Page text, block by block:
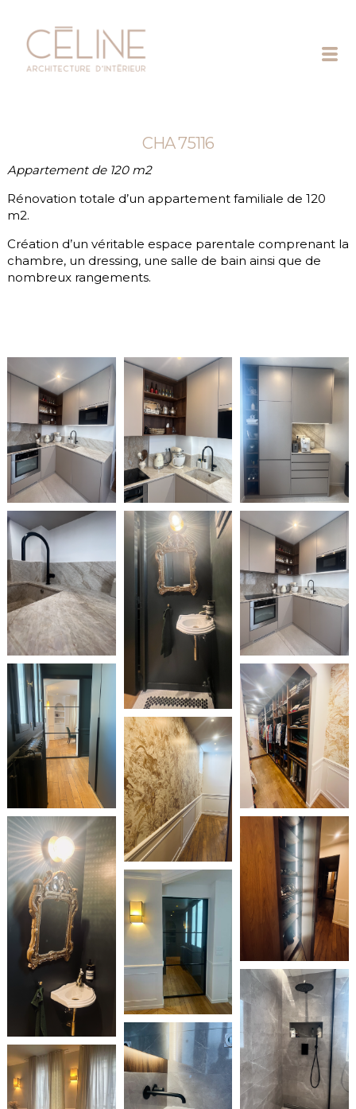
CHA 75116
Appartement de 120 m2
Rénovation totale d’un appartement familiale de 120
m2.
Création d’un véritable espace parentale comprenant la
chambre, un dressing, une salle de bain ainsi que de
nombreux rangements.